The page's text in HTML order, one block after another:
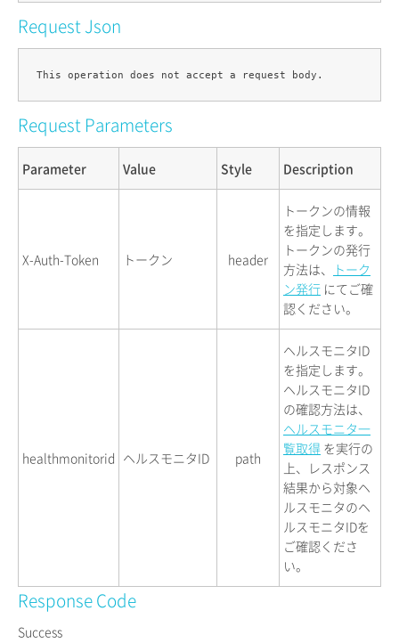
Request Json
Request Parameters
Parameter Value Style Description
X-Auth-Token トークン header
トークンの情報
を指定します。
トークンの発行
方法は、
トーク
ン発行 にてご確
認ください。
healthmonitorid ヘルスモニタID path
ヘルスモニタID
を指定します。
ヘルスモニタID
の確認方法は、
ヘルスモニタ一
覧取得 を実行の
上、レスポンス
結果から対象ヘ
ルスモニタのヘ
ルスモニタIDを
ご確認くださ
い。
Response Code
Success